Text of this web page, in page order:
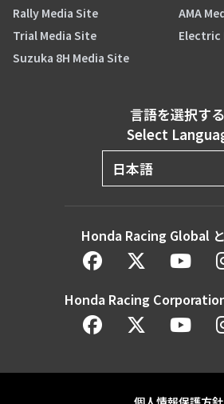
Rally Media Site
AMA
Trial Media Site
Electric
Suzuka 8H Media Site
言語を選択する
Select
Honda Racing Global
Honda Racing